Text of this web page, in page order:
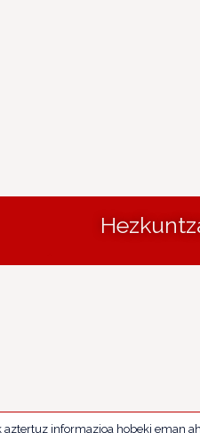
informazioa hobeki